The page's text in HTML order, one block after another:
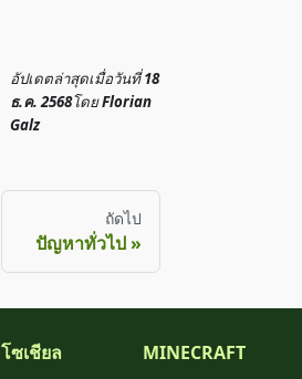
อัปเดตล่าสุดเมื่อวันที่18
ธ.ค. 2568โดยFlorian
Galz
ถัดไป
ปัญหาทั่วไป
โซเชียล
MINECRAFT